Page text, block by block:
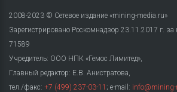
2008-2023 © Сетевое издание «mining-media.ru»
Зарегистрировано Роскомнадзор 23.11.2017 г.
71589
Учредитель: ООО НПК «Гемос Лимитед»,
Главный редактор: Е.В. Анистратова,
тел./факс: +7 (499) 237-03-11 ; e-mail: info@mining-